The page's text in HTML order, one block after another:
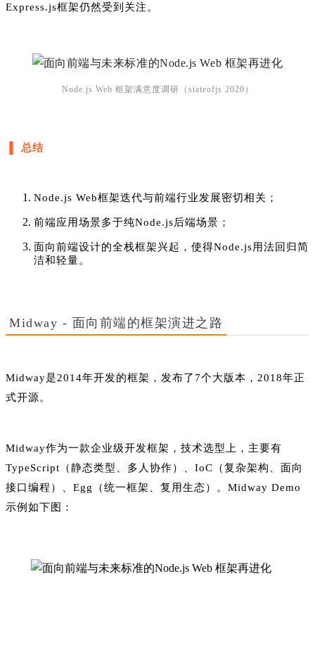
Express.js框架仍然受到关注。
Node.js Web 框架满意度调研（stateofjs 2020）
▐ 总结
Node.js Web框架迭代与前端行业发展密切相关；
前端应用场景多于纯Node.js后端场景；
面向前端设计的全栈框架兴起，使得Node.js用法回归简
洁和轻量。
Midway - 面向前端的框架演进之路
Midway是2014年开发的框架，发布了7个大版本，2018年正
式开源。
Midway作为一款企业级开发框架，技术选型上，主要有
TypeScript（静态类型、多人协作）、IoC（复杂架构、面向
接口编程）、Egg（统一框架、复用生态）。Midway Demo
示例如下图：